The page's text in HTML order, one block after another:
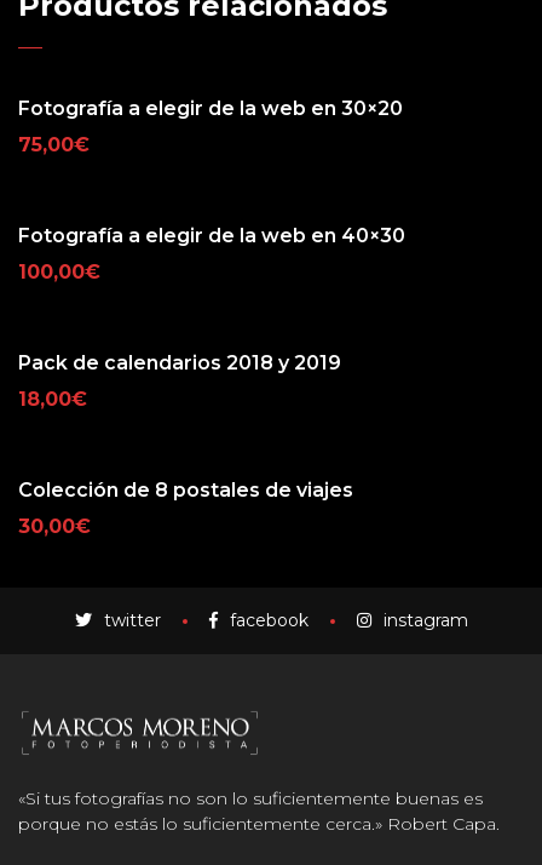
Fotografía a elegir de la web en 30×20
75,00€
Fotografía a elegir de la web en 40×30
100,00€
Pack de calendarios 2018 y 2019
18,00€
Colección de 8 postales de viajes
30,00€
twitter facebook instagram
«Si tus fotografías no son lo suficientemente buenas es
porque no estás lo suficientemente cerca.» Robert Capa.